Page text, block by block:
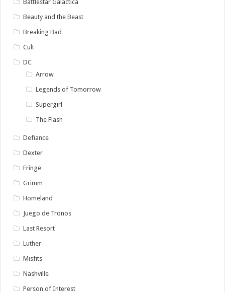
Battlestar Galactica
Beauty and the Beast
Breaking Bad
Cult
DC
Arrow
Legends of Tomorrow
Supergirl
The Flash
Defiance
Dexter
Fringe
Grimm
Homeland
Juego de Tronos
Last Resort
Luther
Misfits
Nashville
Person of Interest